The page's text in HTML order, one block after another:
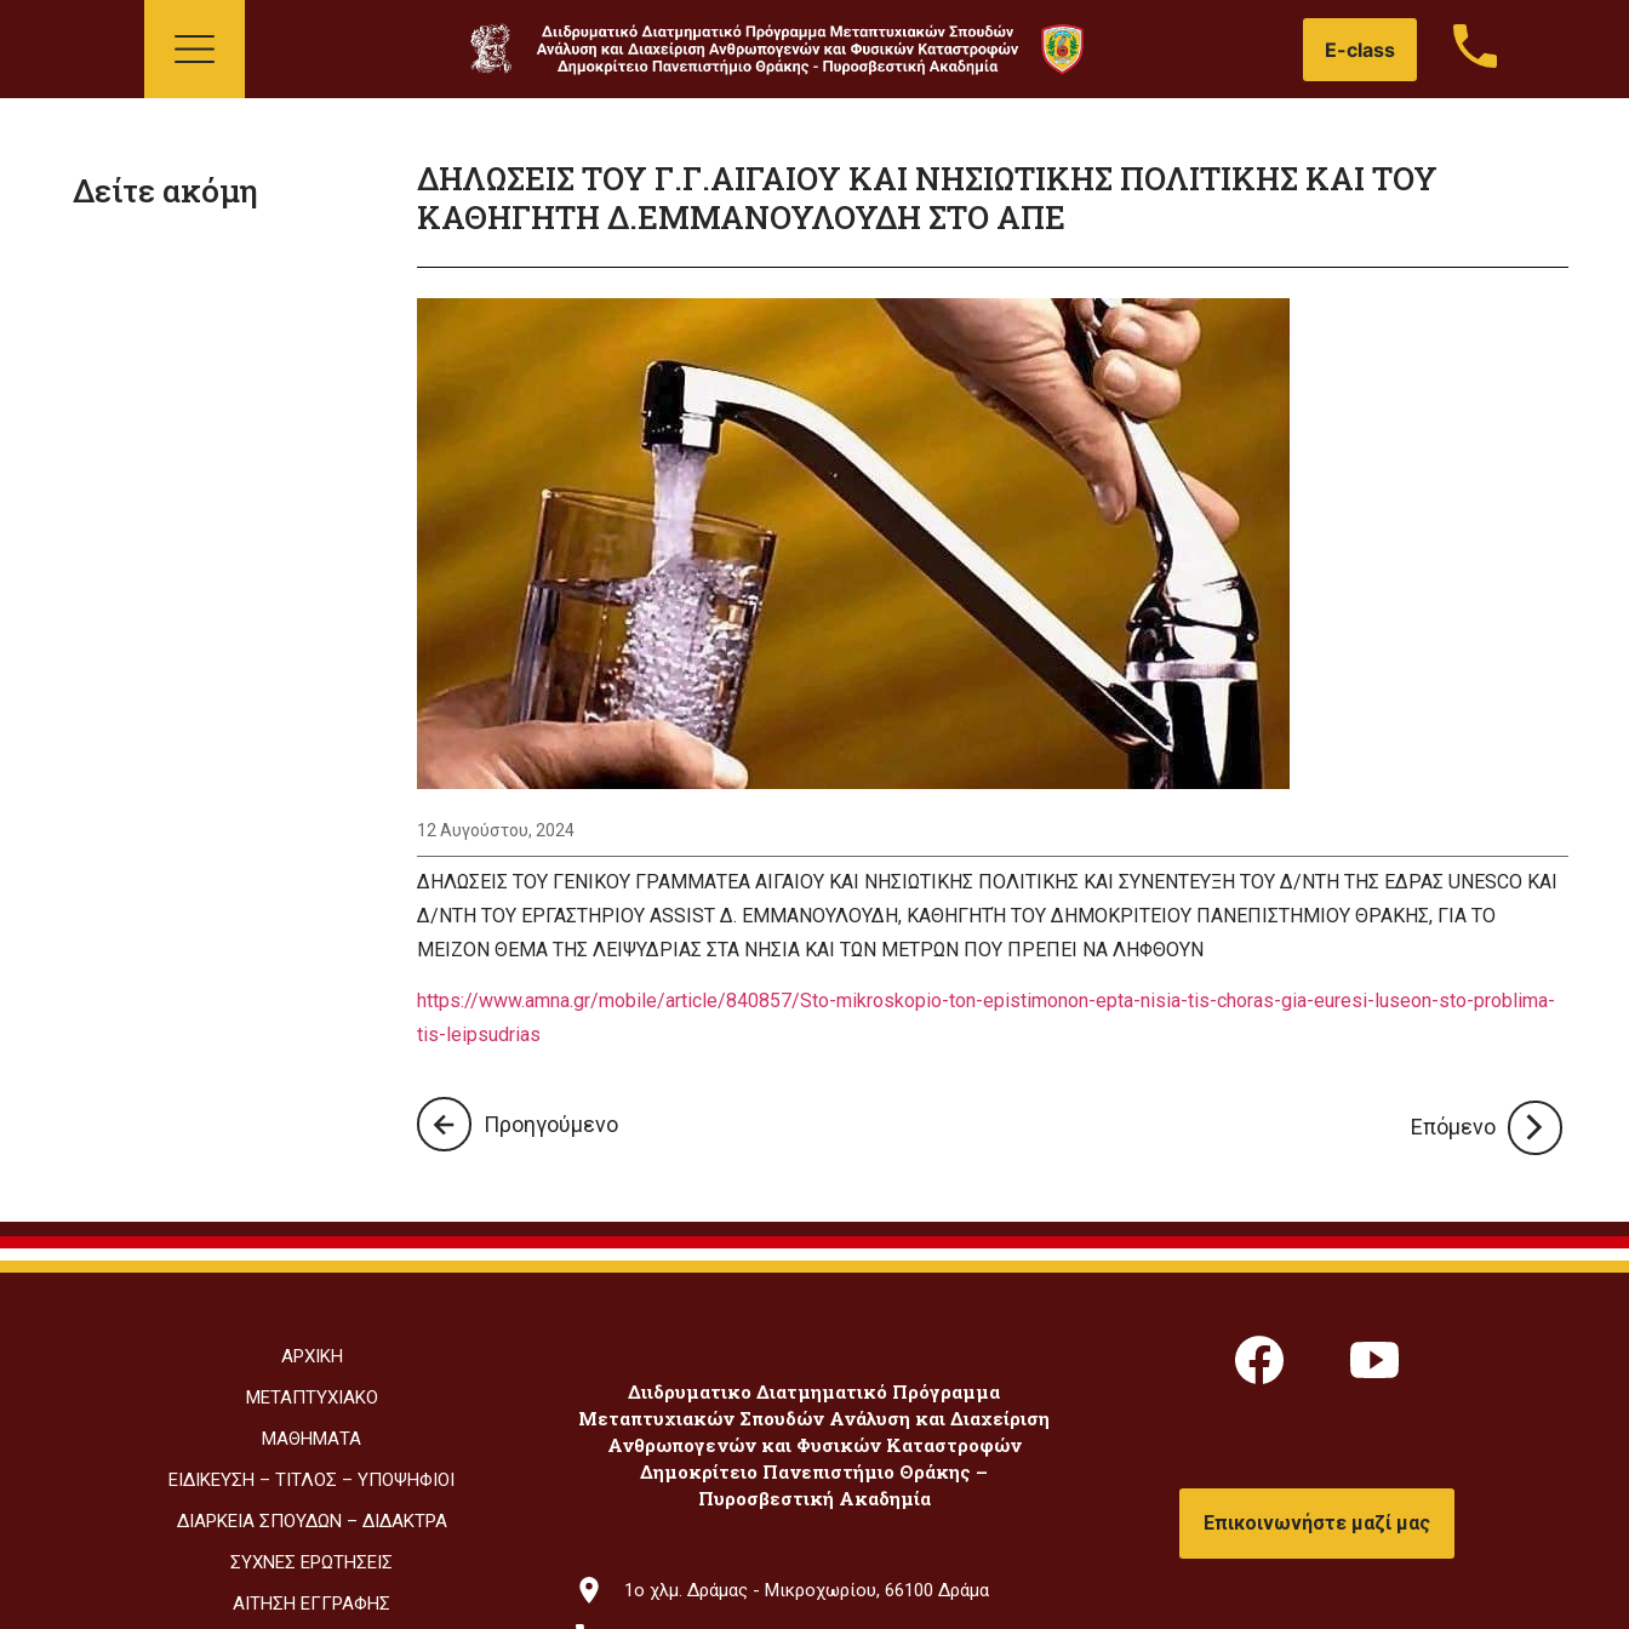
E-class
Δείτε ακόμη
ΔΗΛΩΣΕΙΣ ΤΟΥ Γ.Γ.ΑΙΓΑΙΟΥ ΚΑΙ ΝΗΣΙΩΤΙΚΗΣ ΠΟΛΙΤΙΚΗΣ ΚΑΙ ΤΟΥ
ΚΑΘΗΓΗΤΗ Δ.ΕΜΜΑΝΟΥΛΟΥΔΗ ΣΤΟ ΑΠΕ
12 Αυγούστου, 2024
ΔΗΛΩΣΕΙΣ ΤΟΥ ΓΕΝΙΚΟΥ ΓΡΑΜΜΑΤΕΑ ΑΙΓΑΙΟΥ ΚΑΙ ΝΗΣΙΩΤΙΚΗΣ ΠΟΛΙΤΙΚΗΣ ΚΑΙ ΣΥΝΕΝΤΕΥΞΗ ΤΟΥ Δ/ΝΤΗ ΤΗΣ ΕΔΡΑΣ UNESCO ΚΑΙ
Δ/ΝΤΗ ΤΟΥ ΕΡΓΑΣΤΗΡΙΟΥ ASSIST Δ. ΕΜΜΑΝΟΥΛΟΥΔΗ, ΚΑΘΗΓΗΤΉ ΤΟΥ ΔΗΜΟΚΡΙΤΕΙΟΥ ΠΑΝΕΠΙΣΤΗΜΙΟΥ ΘΡΑΚΗΣ, ΓΙΑ ΤΟ
ΜΕΙΖΟΝ ΘΕΜΑ ΤΗΣ ΛΕΙΨΥΔΡΙΑΣ ΣΤΑ ΝΗΣΙΑ ΚΑΙ ΤΩΝ ΜΕΤΡΩΝ ΠΟΥ ΠΡΕΠΕΙ ΝΑ ΛΗΦΘΟΥΝ
https://www.amna.gr/mobile/article/840857/Sto-mikroskopio-ton-epistimonon-epta-nisia-tis-choras-gia-euresi-luseon-sto-problima-
tis-leipsudrias
Προηγούμενο Επόμενο
ΑΡΧΙΚΉ
ΜΕΤΑΠΤΥΧΙΑΚΌ
ΜΑΘΉΜΑΤΑ
ΕΙΔΊΚΕΥΣΗ – ΤΊΤΛΟΣ – ΥΠΟΨΉΦΙΟΙ
ΔΙΆΡΚΕΙΑ ΣΠΟΥΔΏΝ – ΔΊΔΑΚΤΡΑ
ΣΥΧΝΈΣ ΕΡΩΤΉΣΕΙΣ
ΑΊΤΗΣΗ ΕΓΓΡΑΦΉΣ
Διιδρυματικο Διατμηματικό Πρόγραμμα
Μεταπτυχιακών Σπουδών Ανάλυση και Διαχείριση
Ανθρωπογενών και Φυσικών Καταστροφών
Δημοκρίτειο Πανεπιστήμιο Θράκης –
Πυροσβεστική Ακαδημία
1ο χλμ. Δράμας - Μικροχωρίου, 66100 Δράμα
Επικοινωνήστε μαζί μας